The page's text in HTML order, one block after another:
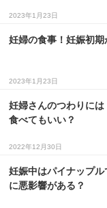
７〜１２歳児
2023年1月23日
妊婦の食事！妊娠初
2023年1月23日
妊婦さんのつわりに
食べてもいい？
2022年12月30日
妊娠中はパイナップ
に悪影響がある？